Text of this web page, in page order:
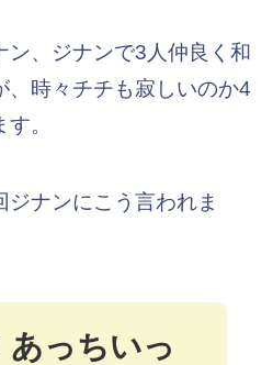
ン、ジナンで3人仲良く和
、時々チチも寂しいのか4
。
ナンにこう言われま
あっちいっ